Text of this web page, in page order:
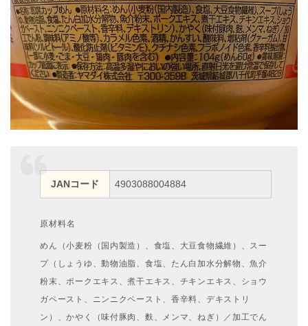
JANコード 4903088004884
原材料名
めん（小麦粉（国内製造）、食塩、大豆食物繊維）、スー
プ（しょうゆ、動物油脂、食塩、たん白加水分解物、魚介
粉末、ポークエキス、煮干エキス、チキンエキス、ショウ
ガペースト、ニンニクペースト、香辛料、デキストリ
ン）、かやく（味付豚肉、麩、メンマ、ねぎ）／加工でん